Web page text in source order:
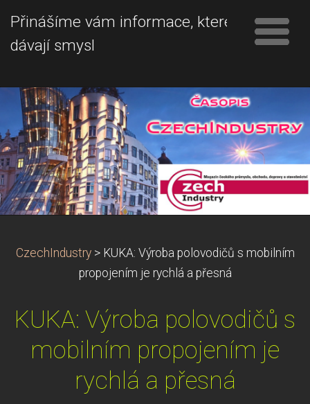
Přinášíme vám informace, které
dávají smysl
CzechIndustry > KUKA: Výroba polovodičů s mobilním
propojením je rychlá a přesná
KUKA: Výroba polovodičů s
mobilním propojením je
rychlá a přesná